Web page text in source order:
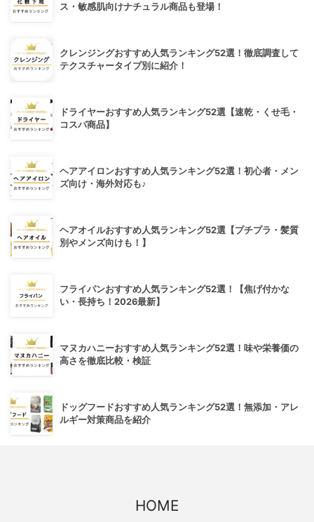
ス・敏感肌向けナチュラル商品も登場！
クレンジングおすすめ人気ランキング52選！徹底調査して
テクスチャータイプ別に紹介！
ドライヤーおすすめ人気ランキング52選【速乾・くせ毛・
コスパ商品】
ヘアアイロンおすすめ人気ランキング52選！初心者・メン
ズ向け・海外対応も♪
ヘアオイルおすすめ人気ランキング52選【プチプラ・髪質
別やメンズ向けも！】
フライパンおすすめ人気ランキング52選！【焦げ付かな
い・長持ち！2026最新】
マヌカハニーおすすめ人気ランキング52選！味や栄養価の
高さを徹底比較・検証
ドッグフードおすすめ人気ランキング52選！無添加・アレ
ルギー対策商品を紹介
HOME